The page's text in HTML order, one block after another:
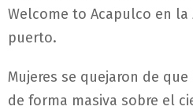
Welcome to Acapulco en la
puerto.
Mujeres se quejaron de
de forma masiva sobre el